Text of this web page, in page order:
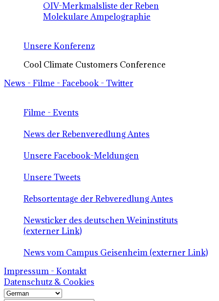
OIV-Merkmalsliste der Reben
Molekulare Ampelographie
Unsere Konferenz
Cool Climate Customers Conference
News - Filme - Facebook - Twitter
Filme - Events
News der Rebenveredlung Antes
Unsere Facebook-Meldungen
Unsere Tweets
Rebsortentage der Rebveredlung Antes
Newsticker des deutschen Weininstituts
(externer Link)
News vom Campus Geisenheim (externer Link)
Impressum - Kontakt
Datenschutz & Cookies